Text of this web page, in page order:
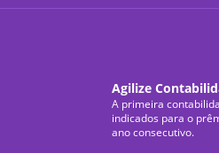
Agilize
A primeira
indicados para o
ano consecutivo.